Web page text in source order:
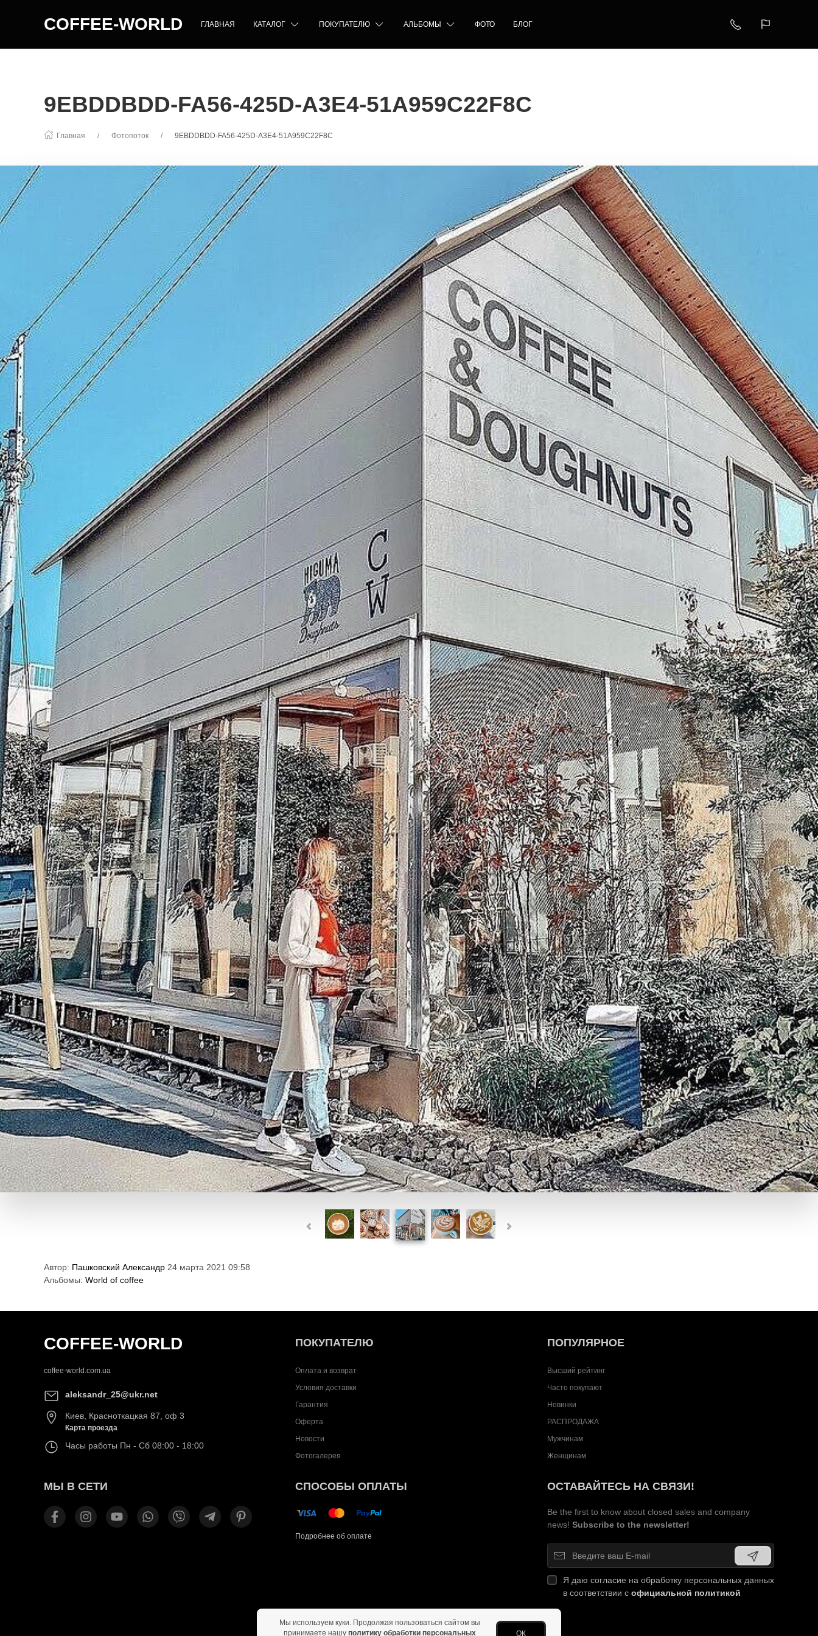
COFFEE-WORLD ГЛАВНАЯ КАТАЛОГ ПОКУПАТЕЛЮ АЛЬБОМЫ ФОТО БЛОГ
9EBDDBDD-FA56-425D-A3E4-51A959C22F8C
Главная Фотопоток 9EBDDBDD-FA56-425D-A3E4-51A959C22F8C
Автор: Пашковский Александр 24 марта 2021 09:58
Альбомы: World of coffee
COFFEE-WORLD
coffee-world.com.ua
aleksandr_25@ukr.net
Киев, Красноткацкая 87, оф 3
Карта проезда
Часы работы Пн - Сб 08:00 - 18:00
ПОКУПАТЕЛЮ
Оплата и возврат
Условия доставки
Гарантия
Оферта
Новости
Фотогалерея
ПОПУЛЯРНОЕ
Высший рейтинг
Часто покупают
Новинки
РАСПРОДАЖА
Мужчинам
Женщинам
МЫ В СЕТИ СПОСОБЫ ОПЛАТЫ
Подробнее об оплате
ОСТАВАЙТЕСЬ НА СВЯЗИ!
Be the first to know about closed sales and company
news! Subscribe to the newsletter!
Я даю согласие на обработку персональных данных
в соответствии с официальной политикой
Главная Политика конфиденциальности Оферта Новости Фото
Мы используем куки. Продолжая пользоваться сайтом вы
принимаете нашу политику обработки персональных ОК